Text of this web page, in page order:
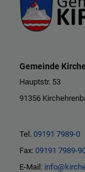
Gemeinde
Hauptstr. 53
91356
Tel. 09191 7989-0
Fax: 09191 7989-
E-Mail: